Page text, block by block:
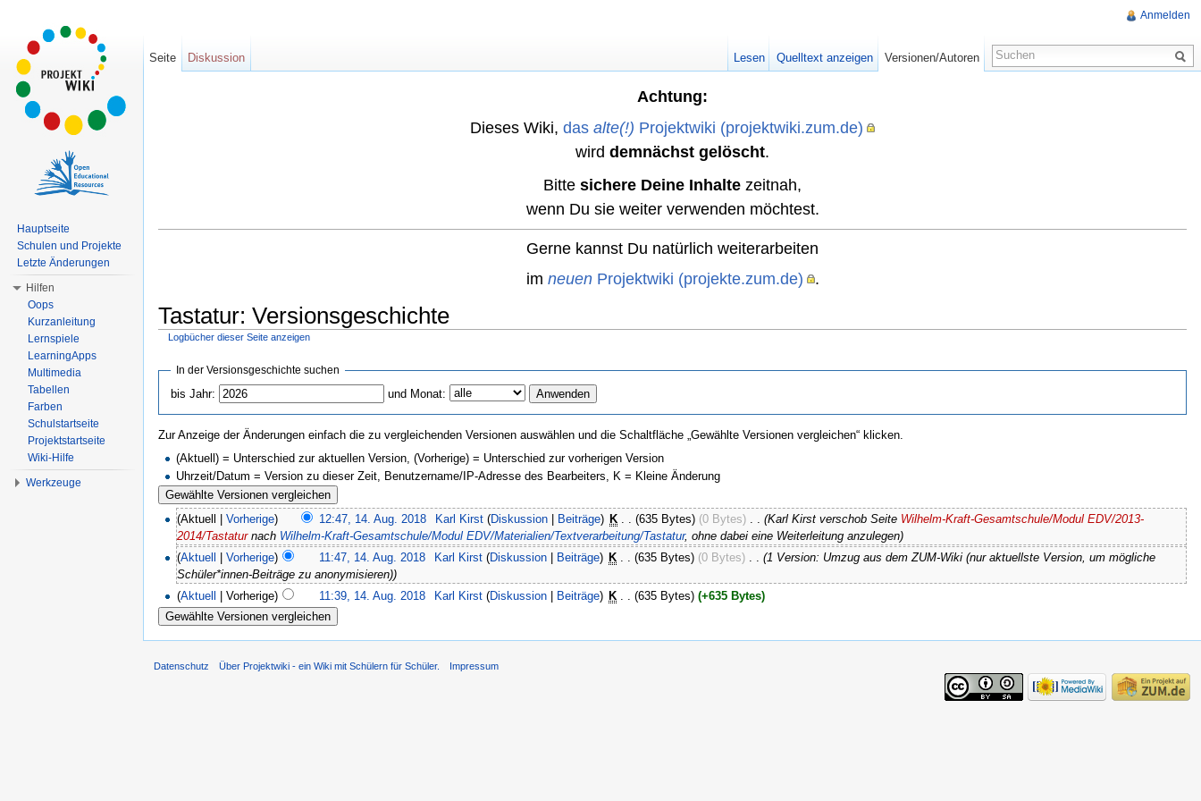
Achtung:
Dieses Wiki, das alte(!) Projektwiki (projektwiki.zum.de)
wird demnächst gelöscht.
Bitte sichere Deine Inhalte zeitnah,
wenn Du sie weiter verwenden möchtest.
Gerne kannst Du natürlich weiterarbeiten
im neuenProjektwiki (projekte.zum.de) .
Tastatur: Versionsgeschichte
Logbücher dieser Seite anzeigen
In der Versionsgeschichte suchen
bis Jahr: und Monat:
Zur Anzeige der Änderungen einfach die zu vergleichenden Versionen auswählen und die Schaltfläche „Gewählte Versionen vergleichen“ klicken.
(Aktuell) = Unterschied zur aktuellen Version, (Vorherige) = Unterschied zur vorherigen Version
Uhrzeit/Datum = Version zu dieser Zeit, Benutzername/IP-Adresse des Bearbeiters, K = Kleine Änderung
(Aktuell |Vorherige) 12:47, 14. Aug. 2018 Karl Kirst (Diskussion| Beiträge) K (635 Bytes) (0 Bytes) (Karl Kirst verschob Seite Wilhelm-Kraft-Gesamtschule/Modul EDV/2013-
2014/Tastaturnach Wilhelm-Kraft-Gesamtschule/Modul EDV/Materialien/Textverarbeitung/Tastatur, ohne dabei eine Weiterleitung anzulegen)
(Aktuell |Vorherige) 11:47, 14. Aug. 2018 Karl Kirst (Diskussion| Beiträge) K . . (635 Bytes) (0 Bytes) . . (1 Version: Umzug aus dem ZUM-Wiki (nur aktuellste Version, um mögliche
Schüler*innen-Beiträge zu anonymisieren))
(Aktuell | Vorherige) 11:39, 14. Aug. 2018 Karl Kirst (Diskussion| Beiträge) K . . (635 Bytes) (+635 Bytes)
Anmelden
Seite Diskussion Lesen Quelltext anzeigen Versionen/Autoren
Hauptseite
Schulen und Projekte
Letzte Änderungen
Hilfen
Oops
Kurzanleitung
Lernspiele
LearningApps
Multimedia
Tabellen
Farben
Schulstartseite
Projektstartseite
Wiki-Hilfe
Werkzeuge
Datenschutz Über Projektwiki - ein Wiki mit Schülern für Schüler. Impressum